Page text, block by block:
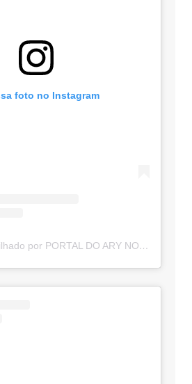
foto no Instagram
Um post compartilhado por PORTAL DO ARY NOTÍCIAS (@portaldoarynoticias)